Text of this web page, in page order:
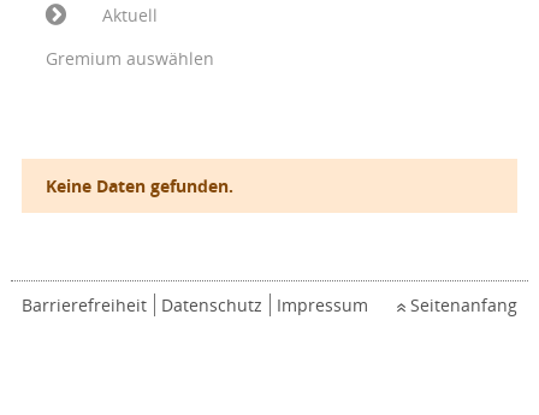
Aktuell
Gremium auswählen
Keine Daten gefunden.
Barrierefreiheit Datenschutz Impressum Seitenanfang